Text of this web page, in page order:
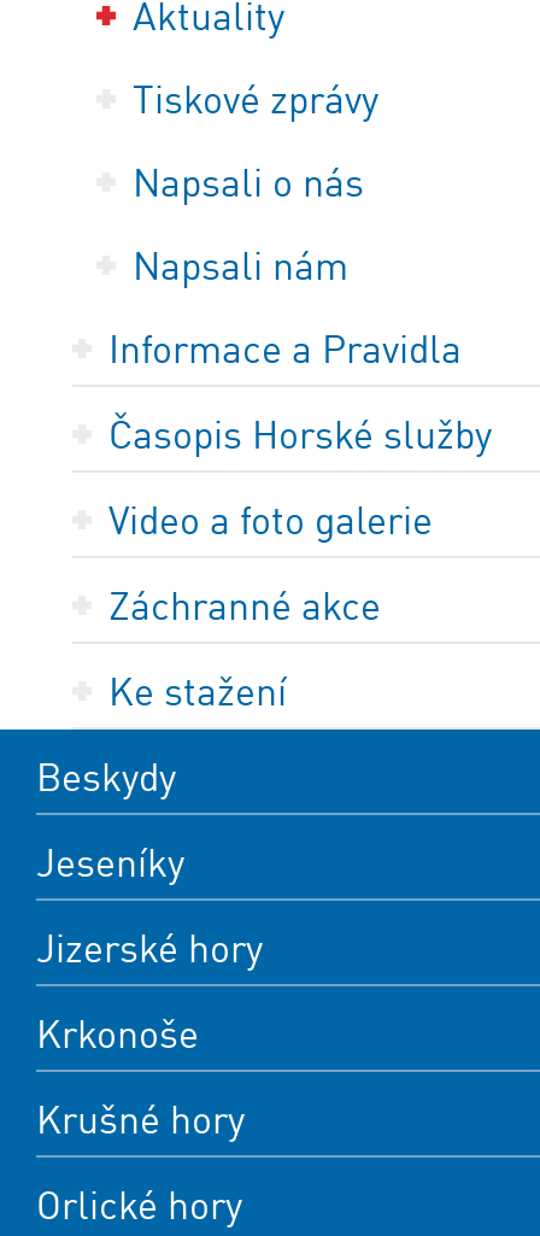
Aktuality
Tiskové zprávy
Napsali o nás
Napsali nám
Informace a Pravidla
Časopis Horské služby
Video a foto galerie
Záchranné akce
Ke stažení
Beskydy
Jeseníky
Jizerské hory
Krkonoše
Krušné hory
Orlické hory